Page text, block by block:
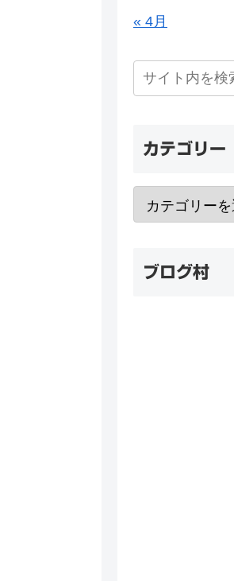
« 4月
カテゴリー
ブログ村